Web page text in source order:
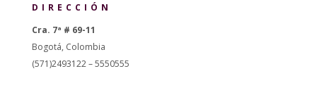
DIRECCIÓN
Cra. 7ª # 69-11
Bogotá, Colombia
(571)2493122 – 5550555